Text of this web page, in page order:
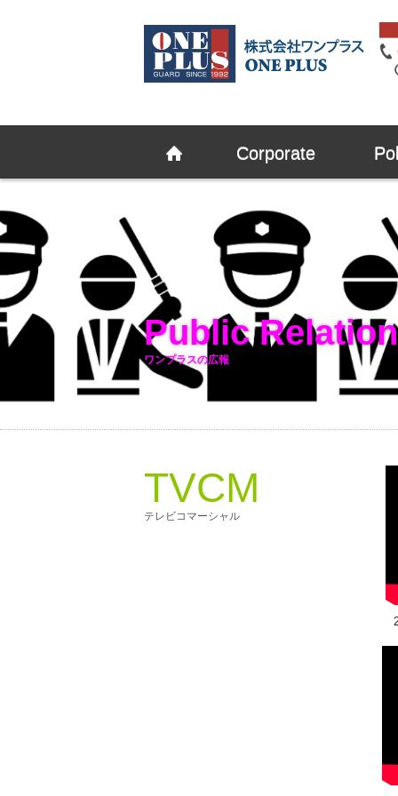
Corporate
Public
ワンプラスの広報
TVCM
テレビコマーシャル